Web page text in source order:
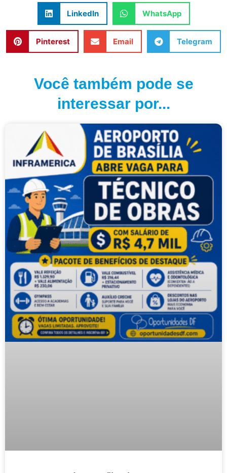
LinkedIn WhatsApp
Pinterest Email Telegram
Você também pode se
interessar por...